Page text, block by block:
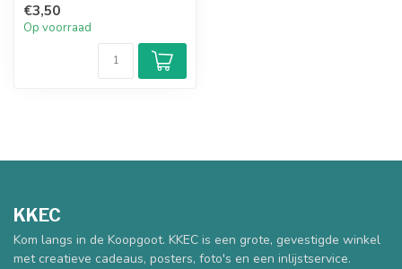
€3,50
Op voorraad
KKEC
Kom langs in de Koopgoot. KKEC is een grote, gevestigde winkel
met creatieve cadeaus, posters, foto's en een inlijstservice.